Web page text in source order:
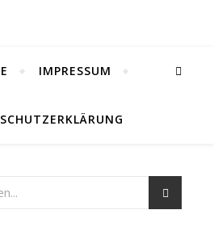
IMPRESSUM